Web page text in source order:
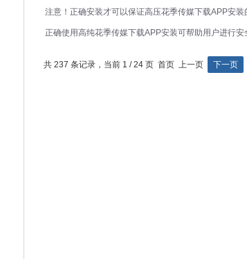
注意！正确安装才可以保证高压花季传媒下载APP安
正确使用高纯花季传媒下载APP安装可帮助用户进行安
共 237 条记录，当前 1 / 24 页 首页 上一页 下一页